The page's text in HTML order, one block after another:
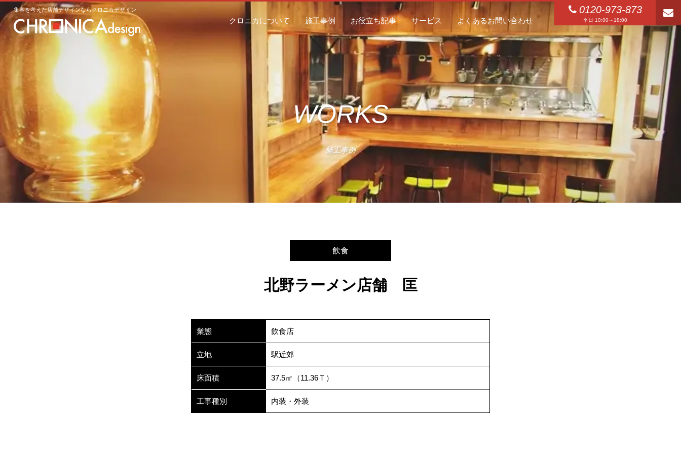
集客を考えた店舗デザインならクロニカデザイン
クロニカについて 施工事例 お役立ち記事 サービス よくあるお問い合わせ
0120-973-873
平日 10:00～18:00
WORKS
施工事例
飲食
北野ラーメン店舗 匡
業態 飲食店
立地 駅近郊
床面積 37.5㎡（11.36Ｔ）
工事種別 内装・外装